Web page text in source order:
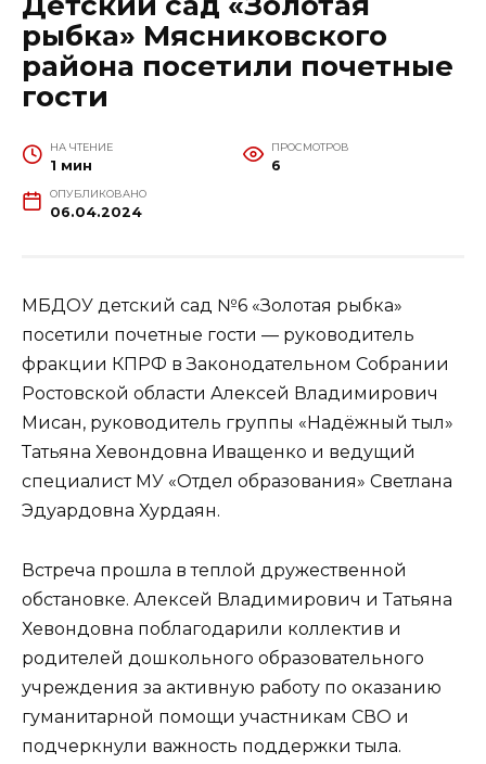
рыбка» Мясниковского
района посетили почетные
гости
НА ЧТЕНИЕ
1 мин
ПРОСМОТРОВ
6
ОПУБЛИКОВАНО
06.04.2024
МБДОУ детский сад №6 «Золотая рыбка»
посетили почетные гости — руководитель
фракции КПРФ в Законодательном Собрании
Ростовской области Алексей Владимирович
Мисан, руководитель группы «Надёжный тыл»
Татьяна Хевондовна Иващенко и ведущий
специалист МУ «Отдел образования» Светлана
Эдуардовна Хурдаян.
Встреча прошла в теплой дружественной
обстановке. Алексей Владимирович и Татьяна
Хевондовна поблагодарили коллектив и
родителей дошкольного образовательного
учреждения за активную работу по оказанию
гуманитарной помощи участникам СВО и
подчеркнули важность поддержки тыла.